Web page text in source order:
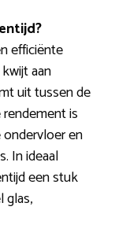
efficiënte
aan
uit tussen de
rendement is
en
In ideaal
een stuk
glas,